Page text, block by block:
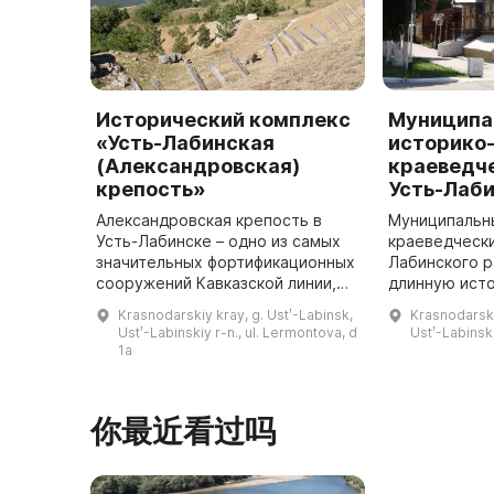
Исторический комплекс
«Усть-Лабинская
(Александровская)
крепость»
Александровская крепость в
Усть-Лабинске – одно из самых
значительных фортификационных
сооружений Кавказской линии,
Александром Суворовым в 1778
году. Первый этап реконструкции
Krasnodarskiy kray, g. Ustʹ-Labinsk,
Ustʹ-Labinskiy r-n., ul. Lermontova, d
1a
историко-
Усть-
Лабинского
длинную
Петренко
основе
Ustʹ-
你最近看过吗